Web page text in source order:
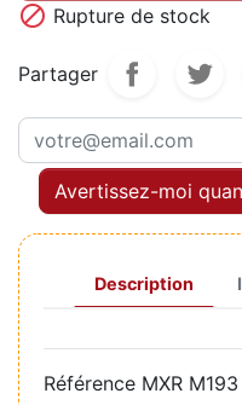
 Rupture de stock
Partager
Avertissez-moi
Description
Référence MXR M193